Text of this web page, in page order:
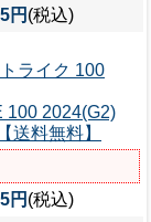
円 (税込)
ライク 100
100 2024(G2)
送料無料】
円 (税込)